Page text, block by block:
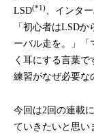
LSD(*1) 、インタ
「初心者はLSD
ーバル走を。」「
く耳にする言葉
練習がなぜ必要な
今回は2回の連載
ていきたいと思い